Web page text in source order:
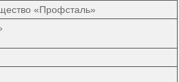
«Профсталь»